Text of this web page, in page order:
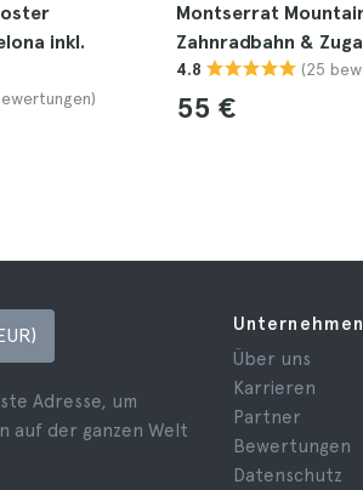
inkl.
Montserrat
Zahnradbahn &
4.8 (25
55 €
Adresse, um
auf der ganzen Welt
Unternehmen
Über uns
Karrieren
Partner
Bewertungen
Datenschutz